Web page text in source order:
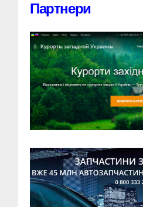
Партнери